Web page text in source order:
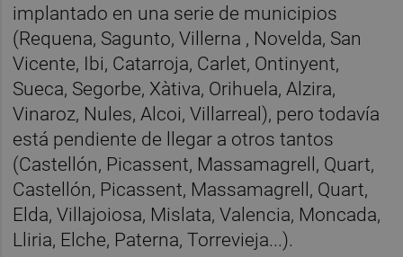
implantado en una serie de municipios
(Requena, Sagunto, Villerna , Novelda, San
Vicente, Ibi, Catarroja, Carlet, Ontinyent,
Sueca, Segorbe, Xàtiva, Orihuela, Alzira,
Vinaroz, Nules, Alcoi, Villarreal), pero todavía
está pendiente de llegar a otros tantos
(Castellón, Picassent, Massamagrell, Quart,
Castellón, Picassent, Massamagrell, Quart,
Elda, Villajoiosa, Mislata, Valencia, Moncada,
Lliria, Elche, Paterna, Torrevieja...).